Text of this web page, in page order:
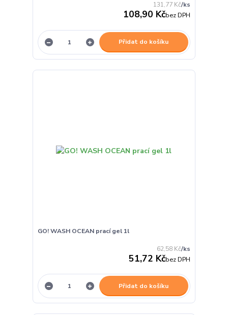
131,77 Kč/ks
108,90 Kčbez DPH
Přidat do košíku
GO! WASH OCEAN prací gel 1l
62,58 Kč/ks
51,72 Kčbez DPH
Přidat do košíku